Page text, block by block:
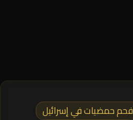
فحم حمضيات في إسرائيل